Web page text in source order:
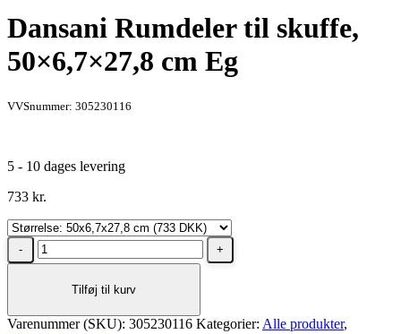
Dansani Rumdeler til skuffe,
50×6,7×27,8 cm Eg
VVSnummer: 305230116
5 - 10 dages levering
733 kr.
Dansani
Rumdeler
skuffe,
cm
Tilføj til kurv
Varenummer (SKU): 305230116 Kategorier: Alle produkter,